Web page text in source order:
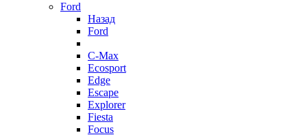
Ford
Назад
Ford
C-Max
Ecosport
Edge
Escape
Explorer
Fiesta
Focus